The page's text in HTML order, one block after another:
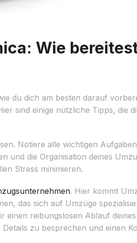
Wie
du dich am besten darauf
sind einige nützliche Tipps, die
Notiere alle wichtigen
und die Organisation deines
Stress minimieren.
. Hier kommt
das sich auf Umzüge
einen reibungslosen Ablauf
zu besprechen und einen